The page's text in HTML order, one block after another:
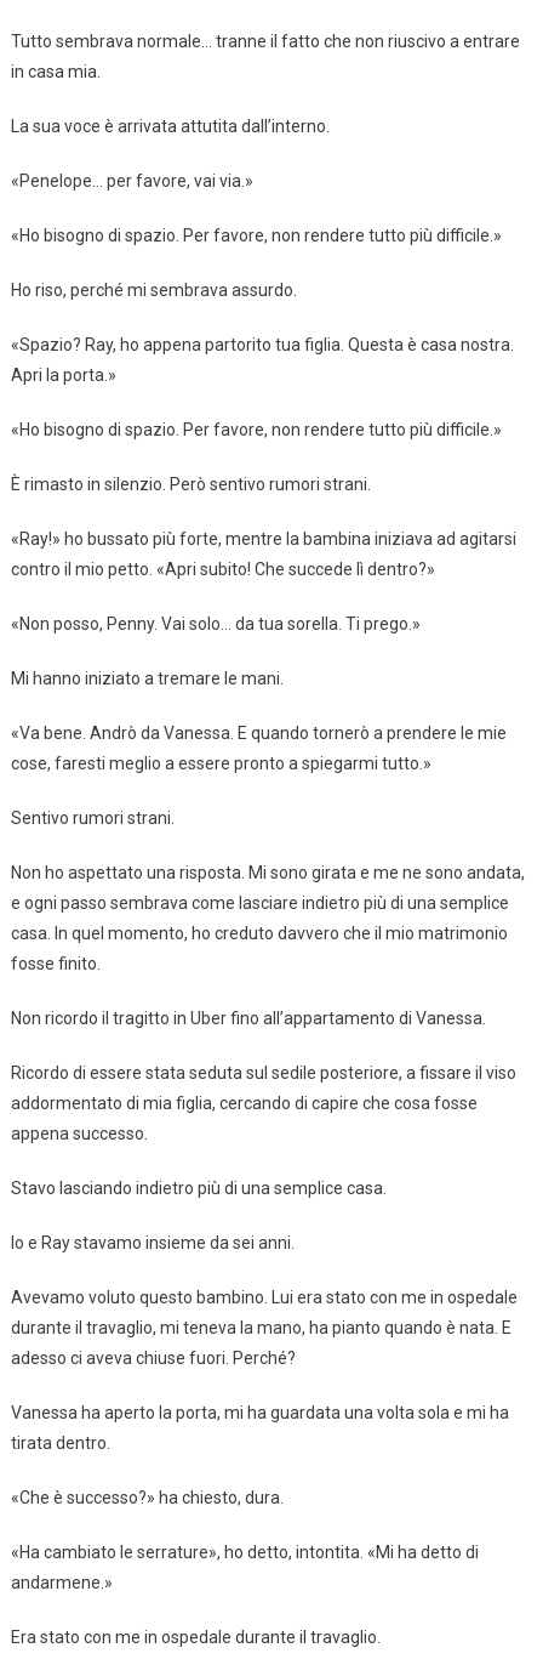
Tutto sembrava normale… tranne il fatto che non riuscivo a entrare
in casa mia.
La sua voce è arrivata attutita dall’interno.
«Penelope… per favore, vai via.»
«Ho bisogno di spazio. Per favore, non rendere tutto più difficile.»
Ho riso, perché mi sembrava assurdo.
«Spazio? Ray, ho appena partorito tua figlia. Questa è casa nostra.
Apri la porta.»
«Ho bisogno di spazio. Per favore, non rendere tutto più difficile.»
È rimasto in silenzio. Però sentivo rumori strani.
«Ray!» ho bussato più forte, mentre la bambina iniziava ad agitarsi
contro il mio petto. «Apri subito! Che succede lì dentro?»
«Non posso, Penny. Vai solo… da tua sorella. Ti prego.»
Mi hanno iniziato a tremare le mani.
«Va bene. Andrò da Vanessa. E quando tornerò a prendere le mie
cose, faresti meglio a essere pronto a spiegarmi tutto.»
Sentivo rumori strani.
Non ho aspettato una risposta. Mi sono girata e me ne sono andata,
e ogni passo sembrava come lasciare indietro più di una semplice
casa. In quel momento, ho creduto davvero che il mio matrimonio
fosse finito.
Non ricordo il tragitto in Uber fino all’appartamento di Vanessa.
Ricordo di essere stata seduta sul sedile posteriore, a fissare il viso
addormentato di mia figlia, cercando di capire che cosa fosse
appena successo.
Stavo lasciando indietro più di una semplice casa.
Io e Ray stavamo insieme da sei anni.
Avevamo voluto questo bambino. Lui era stato con me in ospedale
durante il travaglio, mi teneva la mano, ha pianto quando è nata. E
adesso ci aveva chiuse fuori. Perché?
Vanessa ha aperto la porta, mi ha guardata una volta sola e mi ha
tirata dentro.
«Che è successo?» ha chiesto, dura.
«Ha cambiato le serrature», ho detto, intontita. «Mi ha detto di
andarmene.»
Era stato con me in ospedale durante il travaglio.